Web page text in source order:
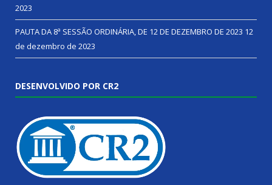
2023
PAUTA DA 8ª SESSÃO ORDINÁRIA, DE 12 DE DEZEMBRO DE 2023 12
de dezembro de 2023
DESENVOLVIDO POR CR2